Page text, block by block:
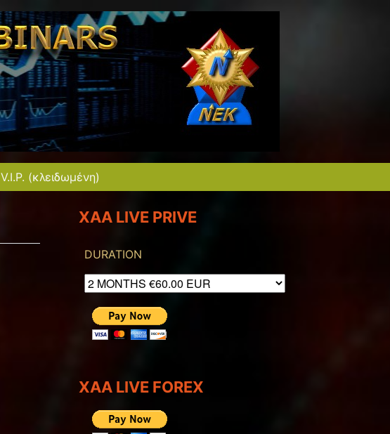
V.I.P. (κλειδωμένη)
XAA LIVE PRIVE
DURATION
XAA LIVE FOREX